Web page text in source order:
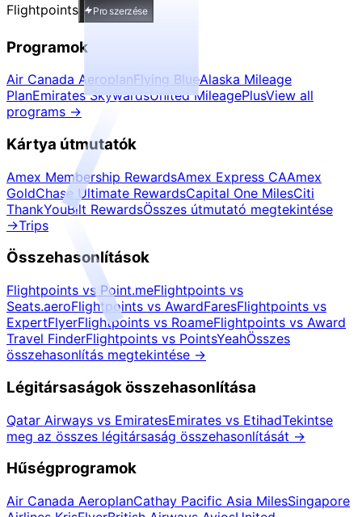
Flightpoints Pro szerzése
Programok
Air Canada AeroplanFlying BlueAlaska Mileage
PlanEmirates SkywardsUnited MileagePlusView all
programs →
Kártya útmutatók
Amex Membership RewardsAmex Express CAAmex
GoldChase Ultimate RewardsCapital One MilesCiti
ThankYouBilt RewardsÖsszes útmutató megtekintése
→Trips
Összehasonlítások
Flightpoints vs Point.meFlightpoints vs
Seats.aeroFlightpoints vs AwardFaresFlightpoints vs
ExpertFlyerFlightpoints vs RoameFlightpoints vs Award
Travel FinderFlightpoints vs PointsYeahÖsszes
összehasonlítás megtekintése →
Légitársaságok összehasonlítása
Qatar Airways vs EmiratesEmirates vs EtihadTekintse
meg az összes légitársaság összehasonlítását →
Hűségprogramok
Air Canada AeroplanCathay Pacific Asia MilesSingapore